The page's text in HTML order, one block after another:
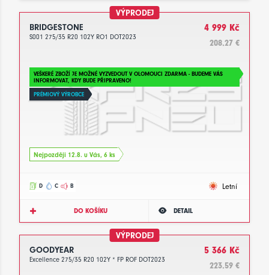
VÝPRODEJ
BRIDGESTONE
S001 275/35 R20 102Y RO1 DOT2023
4 999 Kč
208.27 €
VEŠKERÉ ZBOŽÍ JE MOŽNÉ VYZVEDOUT V OLOMOUCI ZDARMA - BUDEME VÁS
INFORMOVAT, KDY BUDE PŘIPRAVENO!
PRÉMIOVÝ VÝROBCE
Nejpozději 12.8. u Vás, 6 ks
D C B Letní
DO KOŠÍKU DETAIL
VÝPRODEJ
GOODYEAR
Excellence 275/35 R20 102Y * FP ROF DOT2023
5 366 Kč
223.59 €